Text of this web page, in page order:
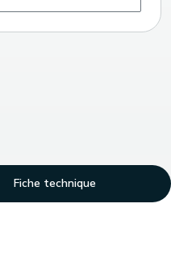
Fiche technique